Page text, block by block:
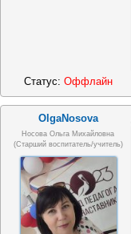
Статус: Оффлайн
OlgaNosova
Носова Ольга Михайловна
(старший воспитатель/учитель)